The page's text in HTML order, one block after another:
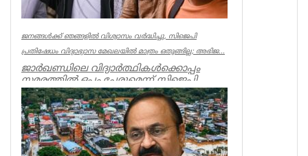
ജനങ്ങൾക്ക് ഞങ്ങളിൽ വിശ്വാസം വർദ്ധിച്ചു, സിജെപി
പ്രതിഷേധം വിദ്യാഭ്യാസ മേഖലയിൽ മാത്രം ഒതുങ്ങില്ല; അഭിജ...
ജാർഖണ്ഡിലെ വിദ്യാർത്ഥികൾക്കൊപ്പം
സമരത്തിൽ ഒപ്പം ചേരുമെന്ന് സിജെപി
സ്ഥാപകൻ അഭിജിത്ത് ദീപ്കെ.
ജനങ്ങൾക...
Latest News